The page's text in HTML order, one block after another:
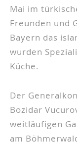
Mai im
Freunden und
Bayern das
wurden
Küche.
Der
Bozidar
weitläufigen
am